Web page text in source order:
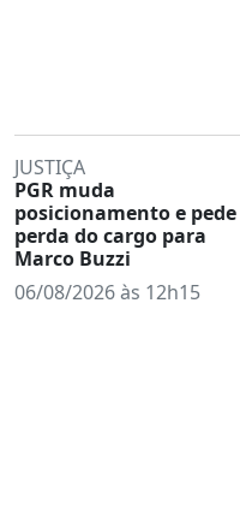
JUSTIÇA
PGR muda
posicionamento e pede
perda do cargo para
Marco Buzzi
06/08/2026 às 12h15